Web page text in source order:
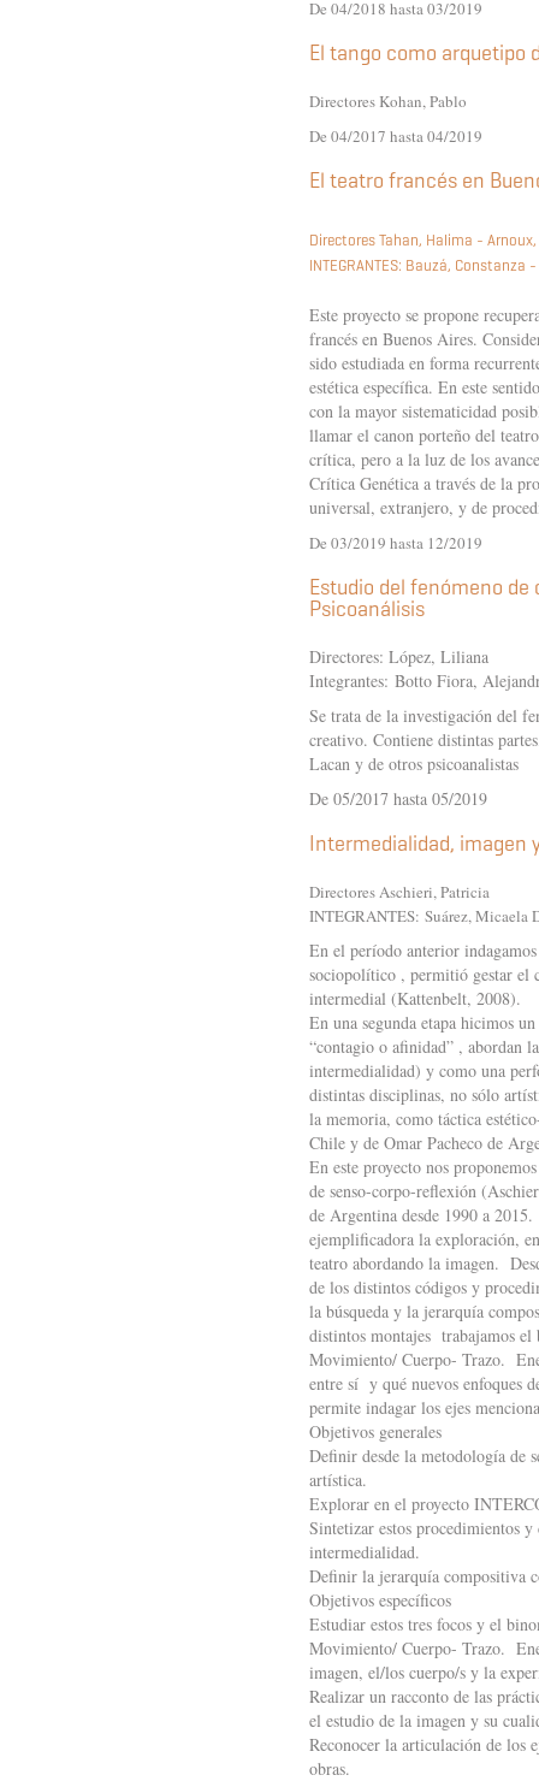
De 04/2018 hasta 03/2019
El tango como arquetipo
Directores Kohan, Pablo
De 04/2017 hasta 04/2019
El teatro francés en
Directores Tahan, Halima -
INTEGRANTES: Bauzá, Constanza -
Este proyecto se propone
francés en Buenos Aires.
sido estudiada en forma
estética específica. En este
con la mayor sistematicidad
llamar el canon porteño del
crítica, pero a la luz de los
Crítica Genética a través de la
universal, extranjero, y de
De 03/2019 hasta 12/2019
Estudio del fenómeno
Psicoanálisis
Directores: López, Liliana
Integrantes: Botto Fiora,
Se trata de la investigación del
creativo. Contiene distintas
Lacan y de otros psicoanalistas
De 05/2017 hasta 05/2019
Intermedialidad, imagen
Directores Aschieri, Patricia
INTEGRANTES: Suárez, Micaela
En el período anterior
sociopolítico , permitió gestar el
intermedial (Kattenbelt, 2008).
En una segunda etapa hicimos
“contagio o afinidad” , abordan
intermedialidad) y como una
distintas disciplinas, no sólo
la memoria, como táctica
Chile y de Omar Pacheco de
En este proyecto nos
de senso-corpo-reflexión
de Argentina desde 1990 a
ejemplificadora la exploración,
teatro abordando la imagen.
de los distintos códigos y
la búsqueda y la jerarquía
distintos montajes trabajamos
Movimiento/ Cuerpo- Trazo.
entre sí y qué nuevos enfoques
permite indagar los ejes
Objetivos generales
Definir desde la metodología de
artística.
Explorar en el proyecto
Sintetizar estos procedimientos
intermedialidad.
Definir la jerarquía compositiva
Objetivos específicos
Estudiar estos tres focos y el
Movimiento/ Cuerpo- Trazo.
imagen, el/los cuerpo/s y la
Realizar un racconto de las
el estudio de la imagen y su
Reconocer la articulación de los
obras.